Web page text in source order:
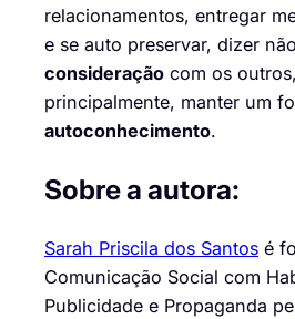
relacionamentos, entregar
e se auto preservar, dizer
consideração com os
principalmente, manter um
autoconhecimento.
Sobre a autora:
Sarah Priscila dos Santos é
Comunicação Social com
Publicidade e Propaganda